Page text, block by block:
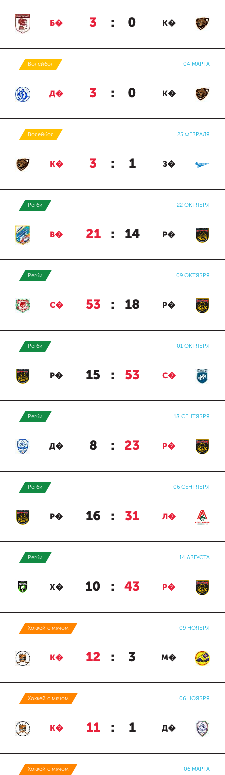
Б� 3 : 0 К�
Волейбол 04 МАРТА
Д� 3 : 0 К�
Волейбол 25 ФЕВРАЛЯ
К� 3 : 1 З�
Регби 22 ОКТЯБРЯ
В� 21 : 14 Р�
Регби 09 ОКТЯБРЯ
С� 53 : 18 Р�
Регби 01 ОКТЯБРЯ
Р� 15 : 53 С�
Регби 18 СЕНТЯБРЯ
Д� 8 : 23 Р�
Регби 06 СЕНТЯБРЯ
Р� 16 : 31 Л�
Регби 14 АВГУСТА
Х� 10 : 43 Р�
Хоккей с мячом 09 НОЯБРЯ
К� 12 : 3 М�
Хоккей с мячом 06 НОЯБРЯ
К� 11 : 1 Д�
Хоккей с мячом 06 МАРТА